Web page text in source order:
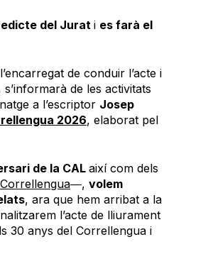
del Jurat i es farà el
de conduir l’acte i
de les activitats
a l’escriptor Josep
2026, elaborat pel
de la CALaixí com dels
Correllengua―, volem
, ara que hem arribat a la
l’acte de lliurament
30 anys del Correllengua i